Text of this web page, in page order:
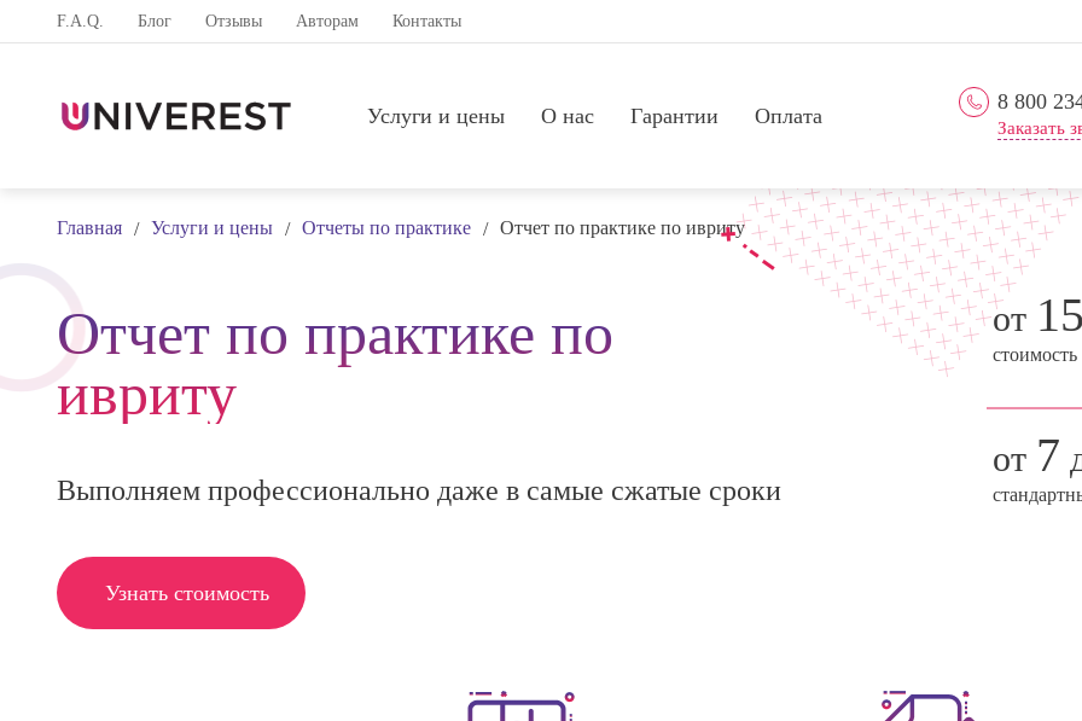
F.A.Q. Блог Отзывы Авторам Контакты
Услуги и цены О нас Гарантии Оплата
8 800
Заказать
Главная / Услуги и цены / Отчеты по практике / Отчет по практике по ивриту
Отчет по практике по
ивриту
Выполняем профессионально даже в самые сжатые сроки
Узнать стоимость
от
стоимость
от 7